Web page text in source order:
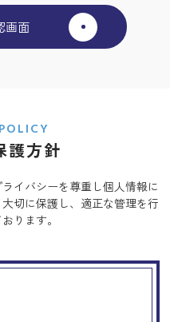
護方針
イバシーを尊重し個人情報に
大切に保護し、適正な管理を行
ります。